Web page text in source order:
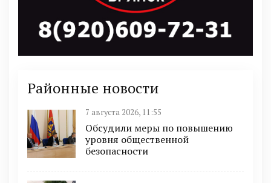
Районные новости
7 августа 2026, 11:55
Обсудили меры по повышению
уровня общественной
безопасности